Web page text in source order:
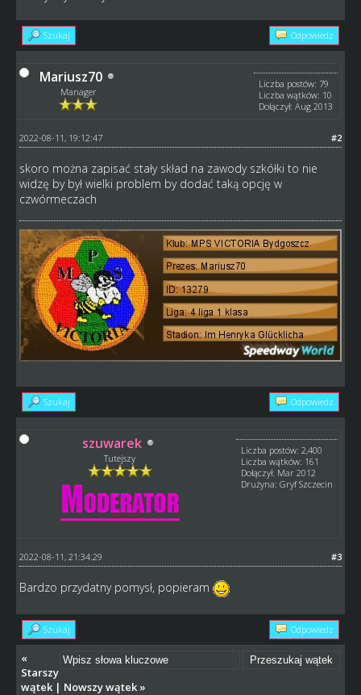
Szukaj Odpowiedz
Mariusz70
Manager
Liczba postów: 79
Liczba wątków: 10
Dołączył: Aug 2013
#2
2022-08-11, 19:12:47
skoro można zapisać stały skład na zawody szkółki to nie
widzę by był wielki problem by dodać taką opcję w
czwórmeczach
Szukaj Odpowiedz
szuwarek
Tutejszy
Liczba postów: 2,400
Liczba wątków: 161
Dołączył: Mar 2012
Drużyna: Gryf Szczecin
#3
2022-08-11, 21:34:29
Bardzo przydatny pomysł, popieram
Szukaj Odpowiedz
«
Starszy
wątek| Nowszy wątek»